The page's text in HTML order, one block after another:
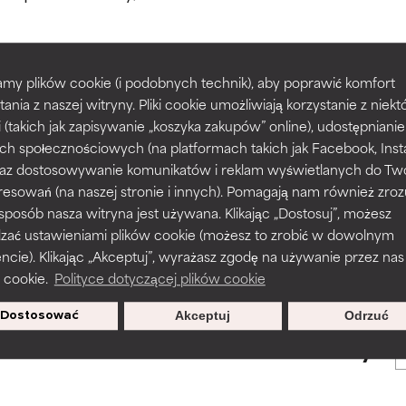
plików cookie (i podobnych technik), aby poprawić komfort
z naszej witryny. Pliki cookie umożliwiają korzystanie z
jak zapisywanie „koszyka zakupów” online),
społecznościowych (na platformach takich jak Facebook,
dostosowywanie komunikatów i reklam wyświetlanych do
(na naszej stronie i innych). Pomagają nam również
nasza witryna jest używana. Klikając „Dostosuj”, możesz
ustawieniami plików cookie (możesz to zrobić w dowolnym
Klikając „Akceptuj”, wyrażasz zgodę na używanie przez nas
Polityce dotyczącej plików cookie
Dostosować Odrzuć
Akceptuj
POWRÓT DO WYSZUKIWANIA
to assess ingredients in this dictionary. Regulations
tekstury, stabilności lub penetracji formuły.
ale może mieć problemy estetyczne, stabilności lub inne,
użyteczność.
podrażnienia. Ryzyko wzrasta w połączeniu z innymi
składnikami.
podrażnienie, stan zapalny, suchość itp. Może przynosić
ale ogólnie udowodniono, że wyrządza więcej szkody niż
tekstury, stabilności lub penetracji formuły.
ale może mieć problemy estetyczne, stabilności lub inne,
użyteczność.
podrażnienia. Ryzyko wzrasta w połączeniu z innymi
składnikami.
podrażnienie, stan zapalny, suchość itp. Może przynosić
ale ogólnie udowodniono, że wyrządza więcej szkody niż
się, aby otrzymywać wyjątkowe